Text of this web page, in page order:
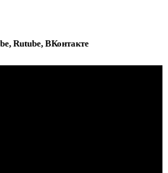
Rutube, ВКонтакте